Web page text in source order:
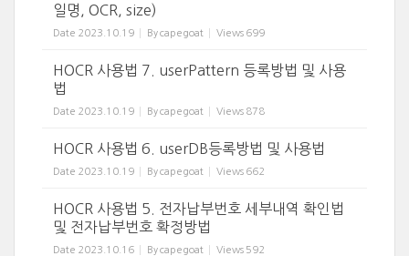
일명, OCR, size)
Date 2023.10.19 Bycapegoat Views 699
HOCR 사용법 7. userPattern 등록방법 및 사용
법
Date 2023.10.19 Bycapegoat Views 878
HOCR 사용법 6. userDB등록방법 및 사용법
Date 2023.10.19 Bycapegoat Views 662
HOCR 사용법 5. 전자납부번호 세부내역 확인법
및 전자납부번호 확정방법
Date 2023.10.16 Bycapegoat Views 592